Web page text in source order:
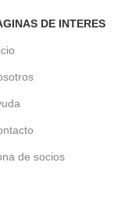
DE INTERES
de socios